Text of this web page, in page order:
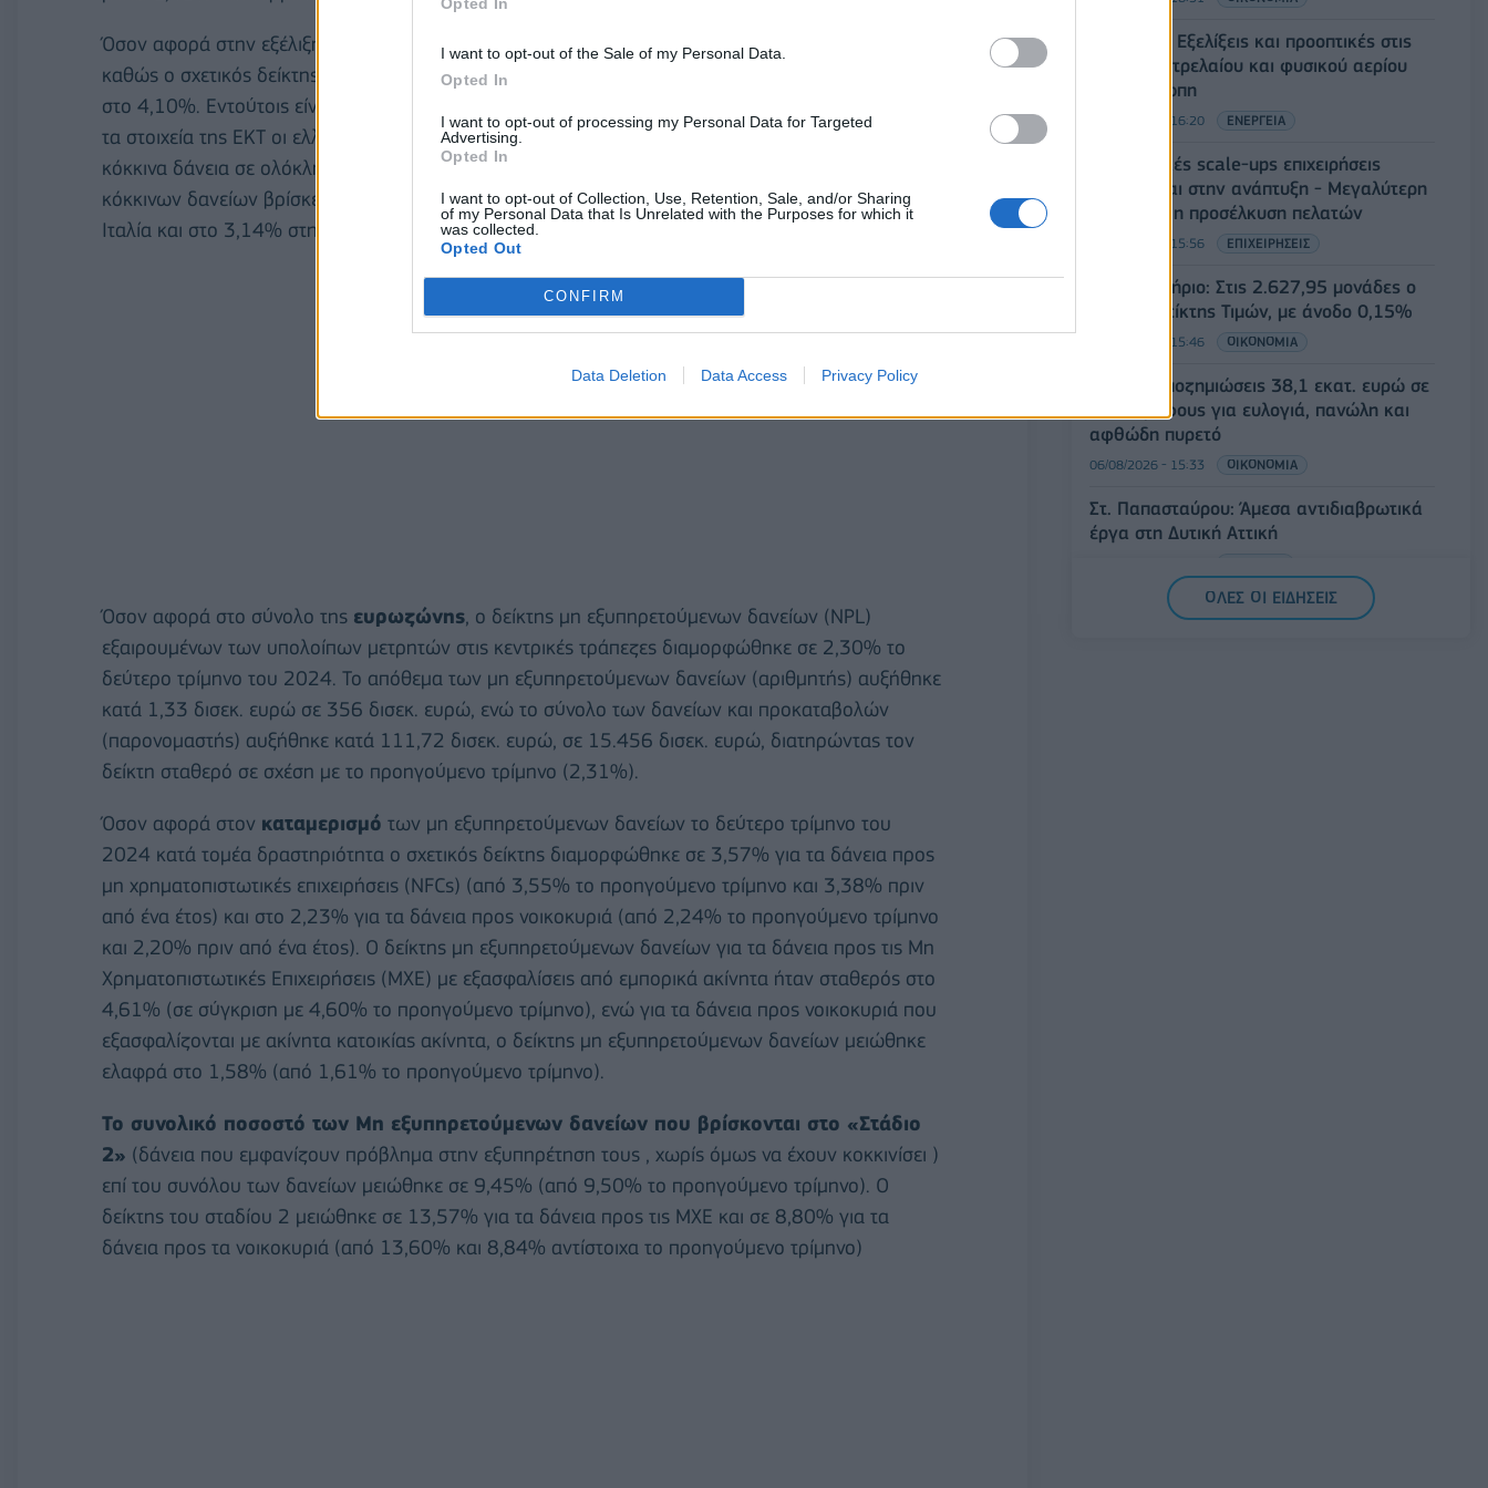
I want to opt-out of the Sale of my Personal Data.
Opted In
I want to opt-out of processing my Personal Data for Targeted
Advertising.
Opted In
I want to opt-out of Collection, Use, Retention, Sale, and/or Sharing
of my Personal Data that Is Unrelated with the Purposes for which it
was collected.
Opted Out
CONFIRM
Data Deletion Data Access Privacy Policy
Όσον αφορά στην εξέλιξη των μη εξυπηρετούμενων δανείων
καταγράφεται σημαντική βελτίωση
καθώς ο σχετικός δείκτης έχει υποχωρήσει από το 5,70% πριν από ένα χρόνο (β εξάμηνο 2023)
στο 4,10%. Εντούτοις είναι σχεδόν διπλάσιος (2,30%) του μέσου όρου της Ευρωζώνης. Με βάση
τα στοιχεία της ΕΚΤ οι ελληνικές τράπεζες συνεχίζουν να διαθέτουν αναλογικά τα περισσότερα
κόκκινα δάνεια σε ολόκληρη την ευρωζώνη. Ενδεικτικά αναφέρεται ότι ο σχετικός δείκτης των
κόκκινων δανείων βρίσκεται στο 1,66% στη Γερμανία, στο 1,64% στο Βέλγιο, στο 2,67% στην
Ιταλία και στο 3,14% στην Ισπανία. Στην Κύπρο ο σχετικός δείκτης έχει σχεδόν μηδενιστεί.
Όσον αφορά στο σύνολο της ευρωζώνης , ο δείκτης μη εξυπηρετούμενων δανείων (NPL)
εξαιρουμένων των υπολοίπων μετρητών στις κεντρικές τράπεζες διαμορφώθηκε σε 2,30% το
δεύτερο τρίμηνο του 2024. Το απόθεμα των μη εξυπηρετούμενων δανείων (αριθμητής) αυξήθηκε
κατά 1,33 δισεκ. ευρώ σε 356 δισεκ. ευρώ, ενώ το σύνολο των δανείων και προκαταβολών
(παρονομαστής) αυξήθηκε κατά 111,72 δισεκ. ευρώ, σε 15.456 δισεκ. ευρώ, διατηρώντας τον
δείκτη σταθερό σε σχέση με το προηγούμενο τρίμηνο (2,31%).
Όσον αφορά στον καταμερισμό των μη εξυπηρετούμενων δανείων το δεύτερο τρίμηνο του
2024 κατά τομέα δραστηριότητα ο σχετικός δείκτης διαμορφώθηκε σε 3,57% για τα δάνεια προς
μη χρηματοπιστωτικές επιχειρήσεις (NFCs) (από 3,55% το προηγούμενο τρίμηνο και 3,38% πριν
από ένα έτος) και στο 2,23% για τα δάνεια προς νοικοκυριά (από 2,24% το προηγούμενο τρίμηνο
και 2,20% πριν από ένα έτος). Ο δείκτης μη εξυπηρετούμενων δανείων για τα δάνεια προς τις Μη
Χρηματοπιστωτικές Επιχειρήσεις (ΜΧΕ) με εξασφαλίσεις από εμπορικά ακίνητα ήταν σταθερός στο
4,61% (σε σύγκριση με 4,60% το προηγούμενο τρίμηνο), ενώ για τα δάνεια προς νοικοκυριά που
εξασφαλίζονται με ακίνητα κατοικίας ακίνητα, ο δείκτης μη εξυπηρετούμενων δανείων μειώθηκε
ελαφρά στο 1,58% (από 1,61% το προηγούμενο τρίμηνο).
Το συνολικό ποσοστό των Μη εξυπηρετούμενων δανείων που βρίσκονται στο «Στάδιο
2» (δάνεια που εμφανίζουν πρόβλημα στην εξυπηρέτηση τους , χωρίς όμως να έχουν κοκκινίσει )
επί του συνόλου των δανείων μειώθηκε σε 9,45% (από 9,50% το προηγούμενο τρίμηνο). Ο
δείκτης του σταδίου 2 μειώθηκε σε 13,57% για τα δάνεια προς τις ΜΧΕ και σε 8,80% για τα
δάνεια προς τα νοικοκυριά (από 13,60% και 8,84% αντίστοιχα το προηγούμενο τρίμηνο)
Eurobank: Εξελίξεις και προοπτικές στις
αγορές πετρελαίου και φυσικού αερίου
στην Ευρώπη
06/08/2026 - 16:20 ΕΝΕΡΓΕΙΑ
Οι ελληνικές scale-ups επιχειρήσεις
στρέφονται στην ανάπτυξη - Μεγαλύτερη
πρόκληση η προσέλκυση πελατών
06/08/2026 - 15:56 ΕΠΙΧΕΙΡΗΣΕΙΣ
Χρηματιστήριο: Στις 2.627,95 μονάδες ο
Γενικός Δείκτης Τιμών, με άνοδο 0,15%
06/08/2026 - 15:46 ΟΙΚΟΝΟΜΙΑ
ΥΠΑΑΤ: Αποζημιώσεις 38,1 εκατ. ευρώ σε
κτηνοτρόφους για ευλογιά, πανώλη και
αφθώδη πυρετό
06/08/2026 - 15:33 ΟΙΚΟΝΟΜΙΑ
Στ. Παπασταύρου: Άμεσα αντιδιαβρωτικά
έργα στη Δυτική Αττική
Συνάλλαγμα: Το ευρώ υποχωρεί κατά
ΟΛΕΣ ΟΙ ΕΙΔΗΣΕΙΣ